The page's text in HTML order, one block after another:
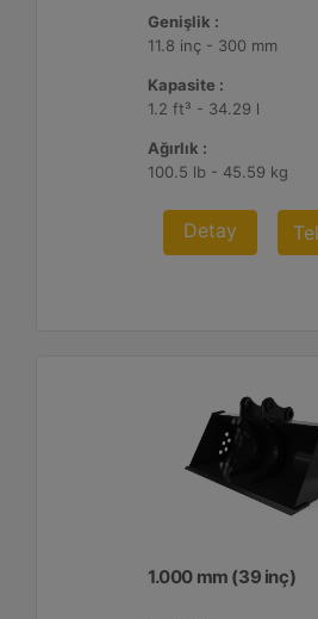
Genişlik :
11.8 inç - 300 mm
Kapasite :
1.2 ft³ - 34.29 l
Ağırlık :
100.5 lb - 45.59 kg
Detay
1.000 mm (39 inç)